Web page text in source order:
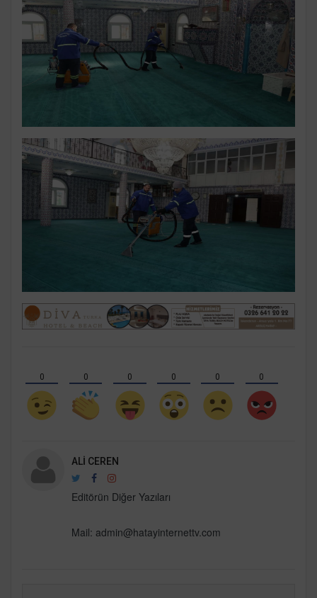
0 0 0 0 0 0
ALI CEREN
Editörün Diğer Yazıları
Mail: admin@hatayinternettv.com